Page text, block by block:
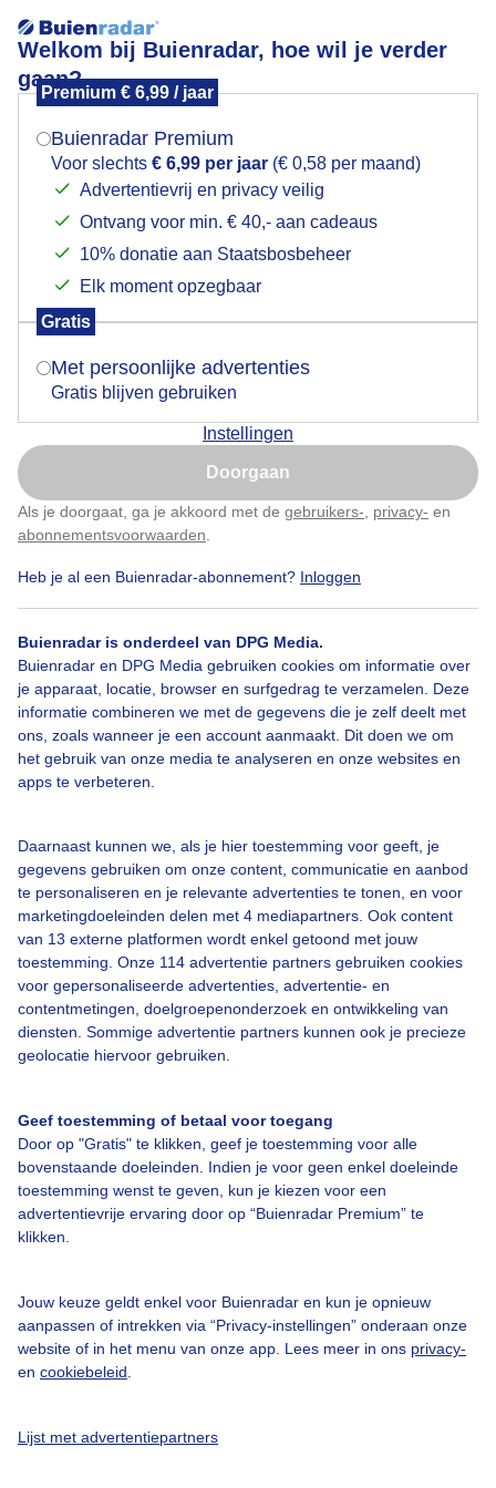
Welkom bij Buienradar, hoe wil je verder
gaan?
Premium € 6,99 / jaar
Buienradar Premium
Voor slechts € 6,99 per jaar (€ 0,58 per maand)
Advertentievrij en privacy veilig
Ontvang voor min. € 40,- aan cadeaus
10% donatie aan Staatsbosbeheer
Elk moment opzegbaar
Gratis
Met persoonlijke advertenties
Gratis blijven gebruiken
Instellingen
Doorgaan
Als je doorgaat, ga je akkoord met de gebruikers- privacy- en
abonnementsvoorwaarden
Heb je al een Buienradar-abonnement? Inloggen
Buienradar is onderdeel van DPG Media.
Buienradar en DPG Media gebruiken cookies om informatie over
je apparaat, locatie, browser en surfgedrag te verzamelen. Deze
informatie combineren we met de gegevens die je zelf deelt met
ons, zoals wanneer je een account aanmaakt. Dit doen we om
het gebruik van onze media te analyseren en onze websites en
apps te verbeteren.
Daarnaast kunnen we, als je hier toestemming voor geeft, je
gegevens gebruiken om onze content, communicatie en aanbod
te personaliseren en je relevante advertenties te tonen, en voor
marketingdoeleinden delen met 4 mediapartners. Ook content
van 13 externe platformen wordt enkel getoond met jouw
toestemming. Onze 114 advertentie partners gebruiken cookies
voor gepersonaliseerde advertenties, advertentie- en
contentmetingen, doelgroepenonderzoek en ontwikkeling van
diensten. Sommige advertentie partners kunnen ook je precieze
geolocatie hiervoor gebruiken.
Geef toestemming of betaal voor toegang
Door op "Gratis" te klikken, geef je toestemming voor alle
bovenstaande doeleinden. Indien je voor geen enkel doeleinde
toestemming wenst te geven, kun je kiezen voor een
advertentievrije ervaring door op “Buienradar Premium” te
klikken.
Jouw keuze geldt enkel voor Buienradar en kun je opnieuw
aanpassen of intrekken via “Privacy-instellingen” onderaan onze
website of in het menu van onze app. Lees meer in ons privacy-
en cookiebeleid
Lijst met advertentiepartners
Gisteren Herfst, vandaag weer Zomers
Door: Gerard Boukes Gemaakt: 05-06-2026, 20x bekeken
Bekijk slideshow
Een moment geduld aub...
Over Buienradar
Bedrijfsgegevens
Veelgestelde vragen
Contact
Toegankelijkheid
Adverteren
Buienradar Team
Privacy beleid
Cookie beleid
Gratis weerdata
Buienradar
Mogen we je locatie gebruiken voor het
Indien je hier nog geen akkoord op hebt gegeven,
verschijnt er zo een pop-up uit je browser waarin
Is goed, toon de popup
Nu niet, misschien later
Klik hierom dit aan te passen